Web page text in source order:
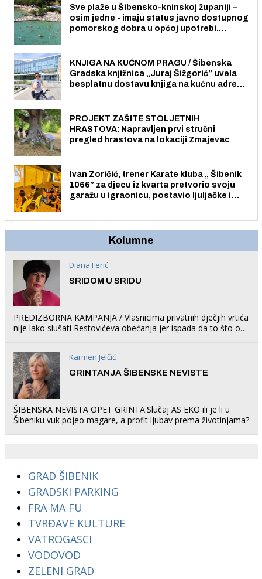
Sve plaže u Šibensko-kninskoj županiji –
osim jedne - imaju status javno dostupnog
pomorskog dobra u općoj upotrebi.
KNJIGA NA KUĆNOM PRAGU / Šibenska
Gradska knjižnica „Juraj Šižgorić” uvela
besplatnu dostavu knjiga na kućnu adresu
PROJEKT ZAŠITE STOLJETNIH
HRASTOVA: Napravljen prvi stručni
pregled hrastova na lokaciji Zmajevac
Ivan Zoričić, trener Karate kluba „ Šibenik
1066” za djecu iz kvarta pretvorio svoju
garažu u igraonicu, postavio ljuljačke i
Kolumne
Diana Ferić
SRIDOM U SRIDU
PREDIZBORNA KAMPANJA / Vlasnicima privatnih dječjih vrtića
nije lako slušati Restovićeva obećanja jer ispada da to što oni
Karmen Jelčić
GRINTANJA ŠIBENSKE NEVISTE
ŠIBENSKA NEVISTA OPET GRINTA:Slučaj AS EKO ili je li u
Šibeniku vuk pojeo magare, a profit ljubav prema životinjama?
GRAD ŠIBENIK
GRADSKI PARKING
FRA MA FU
TVRĐAVE KULTURE
VATROGASCI
VODOVOD
ZELENI GRAD